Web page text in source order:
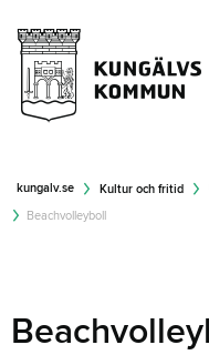
kungalv.se Kultur och fritid
Beachvolleyboll